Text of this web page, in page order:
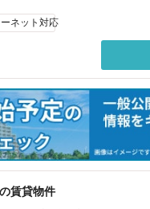
ネット対応
賃貸物件